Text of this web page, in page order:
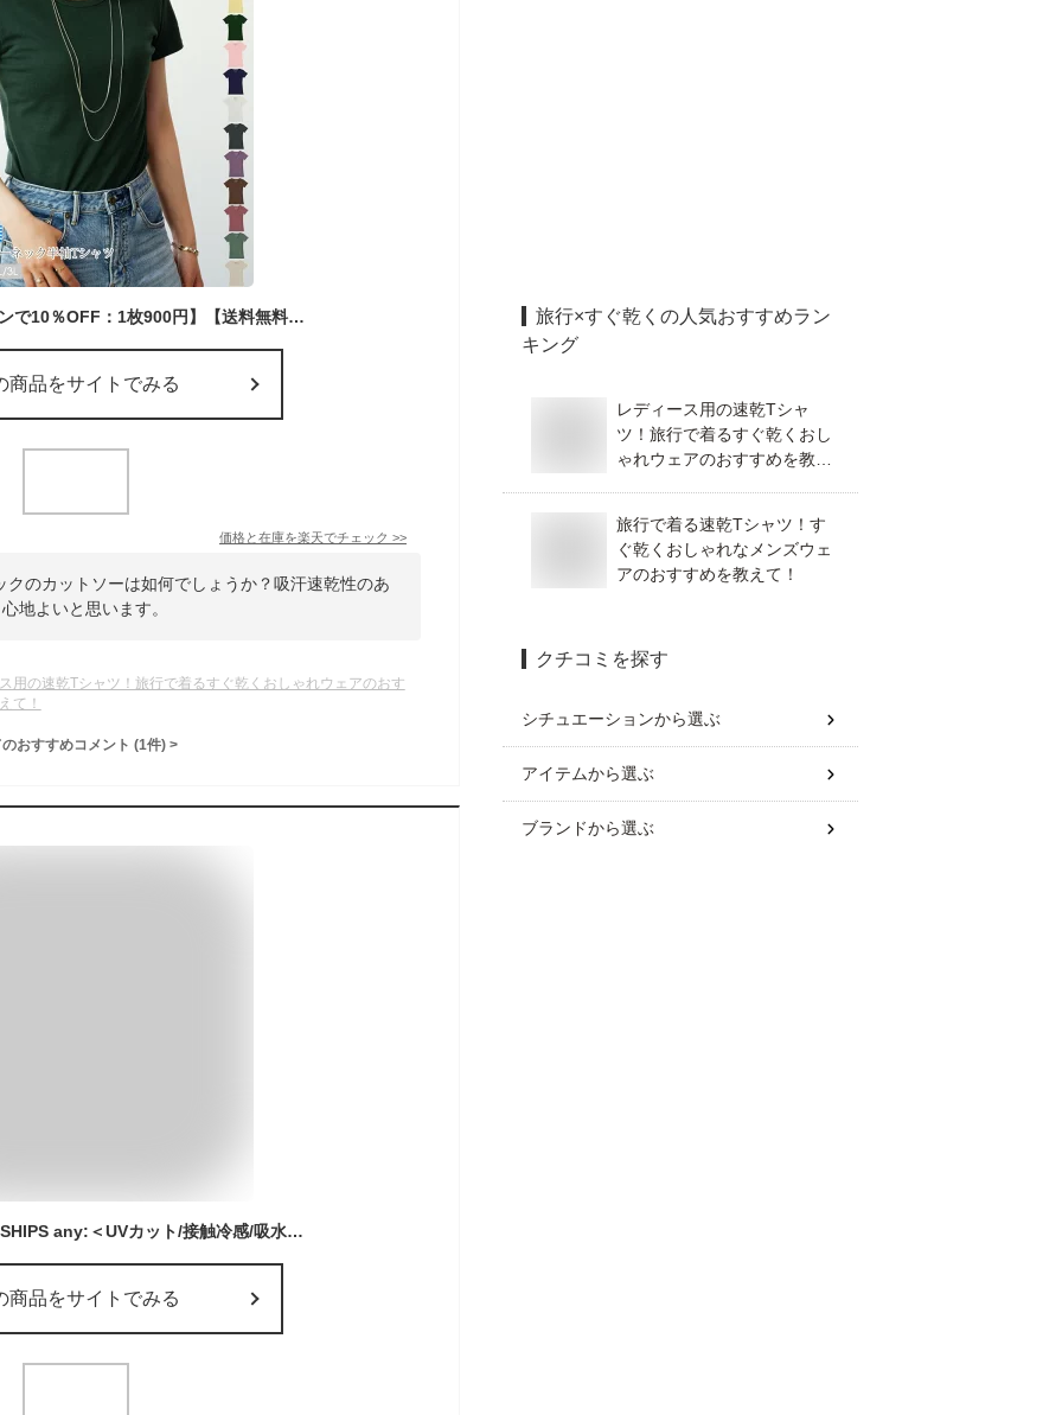
【2枚以上購入クーポンで10％OFF：1枚900円】【送料無料】【メール便対応[M便 1/2]】◇ カットソー tシャツ トップス レディース クルーネック シンプル インナー 制服 ◇ ■デオドラントCOOL■吸汗速乾 無地 クルーネック 半袖 Tシャツ (S/M/L/LL/3L)［5459954600］
商品をサイトでみる
価格と在庫を楽天でチェック >>
のカットソーは如何でしょうか？吸汗速乾性のあ
地よいと思います。
用の速乾Tシャツ！旅行で着るすぐ乾くおしゃれウェアのおす
て！
おすすめコメント (1件) >
【SALE／30%OFF】SHIPS any:＜UVカット/接触冷感/吸水速乾/洗濯機可能＞USAコットン ギャザー TEE SHIPS any シップス トップス カットソー・Tシャツ ネイビー ホワイト カーキグリーン【RBA_E】[Rakuten Fashion]
商品をサイトでみる
旅行×すぐ乾く の人気おすすめラン
キング
レディース用の速乾Tシャ
ツ！旅行で着るすぐ乾くおし
ゃれウェアのおすすめを教え
旅行で着る速乾Tシャツ！す
ぐ乾くおしゃれなメンズウェ
アのおすすめを教えて！
クチコミを探す
シチュエーションから選ぶ
アイテムから選ぶ
ブランドから選ぶ